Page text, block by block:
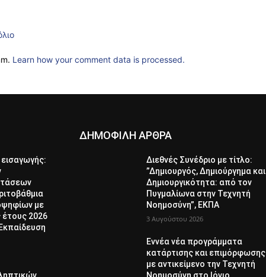
Learn how your comment data is processed.
με
2026
ΔΗΜΟΦΙΛΗ ΑΡΘΡΑ
Διεθνές Συνέδριο με τίτλο:
”Δημιουργός, Δημιούργημα και
Δημιουργικότητα: από τον
Πυγμαλίωνα στην Τεχνητή
Νοημοσύνη”, ΕΚΠΑ
3 Αυγούστου 2026
Εννέα νέα προγράμματα
κατάρτισης και επιμόρφωσης
με αντικείμενο την Τεχνητή